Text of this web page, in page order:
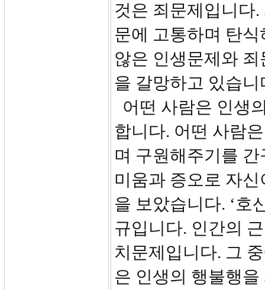
것은 죄문제입니다
문에 고통하며 탄
않은 인생문제와
을 갈망하고 있습니
어떤 사람은 인생
합니다. 어떤 사람
며 구원해주기를
미움과 증오로 자
을 보았습니다. ‘호
규입니다. 인간의
치문제입니다. 그
은 인생의 행불행